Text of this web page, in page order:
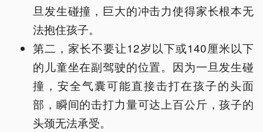
旦发生碰撞，巨大的冲击力使得家长根本无
法抱住孩子。
第二，家长不要让12岁以下或140厘米以下
的儿童坐在副驾驶的位置。因为一旦发生碰
撞，安全气囊可能直接击打在孩子的头面
部，瞬间的击打力量可达上百公斤，孩子的
头颈无法承受。